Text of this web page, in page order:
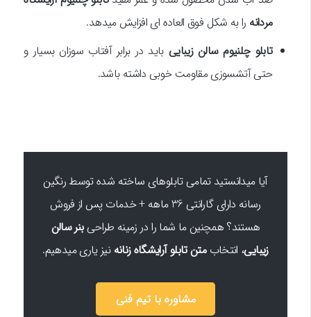
مردانه را به شکل فوق العاده ای افزایش میدهد.
تابلو چلنیوم سالن زیبایی باید در برابر آفتاب سوزان بسیار و
حتی آتشسوزی مقاومت خوبی داشته باشد.
آیا میدانستید تمامی تابلوهای ساخته شده توسط رنگین
رسانه دارای گارانتی 36 ماهه + خدمات پس از فروش
هستند؟ همچنین ما شما را در زمینه طراحیبنر سالن
زیبایی، انتخابمتن تابلو آرایشگاه زنانه نیز یاری میدهیم.
مشاوره با تیم فنی